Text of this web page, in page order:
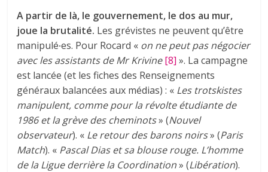
A partir de là, le gouvernement, le dos au mur,
joue la brutalité. Les grévistes ne peuvent qu’être
manipulé∙es. Pour Rocard « on ne peut pas négocier
avec les assistants de Mr Krivine[8] ». La campagne
est lancée (et les fiches des Renseignements
généraux balancées aux médias) : « Les trotskistes
manipulent, comme pour la révolte étudiante de
1986 et la grève des cheminots» (Nouvel
observateur). « Le retour des barons noirs» (Paris
Match). « Pascal Dias et sa blouse rouge. L’homme
de la Ligue derrière la Coordination» (Libération).